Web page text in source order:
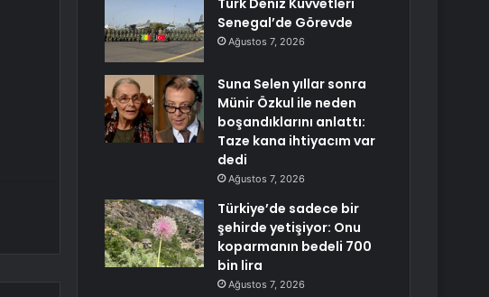
Türk Deniz Kuvvetleri
Senegal’de Görevde
Ağustos 7, 2026
Suna Selen yıllar sonra
Münir Özkul ile neden
boşandıklarını anlattı:
Taze kana ihtiyacım var
dedi
Ağustos 7, 2026
Türkiye’de sadece bir
şehirde yetişiyor: Onu
koparmanın bedeli 700
bin lira
Ağustos 7, 2026